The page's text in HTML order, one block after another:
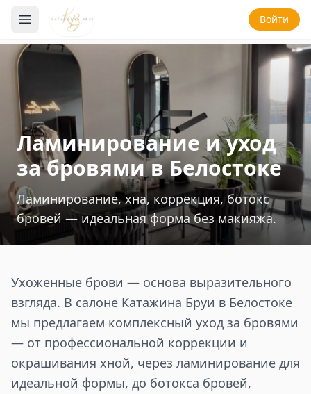
Войти
Ламинирование и уход
за бровями в Белостоке
Ламинирование, хна, коррекция, ботокс
бровей — идеальная форма без макияжа.
Ухоженные брови — основа выразительного
взгляда. В салоне Катажина Бруи в Белостоке
мы предлагаем комплексный уход за бровями
— от профессиональной коррекции и
окрашивания хной, через ламинирование для
идеальной формы, до ботокса бровей,